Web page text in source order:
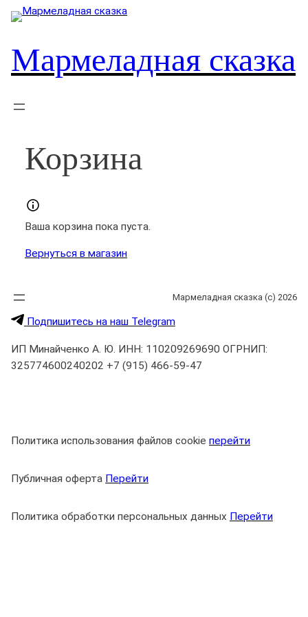
Перейти
Мармеладная сказка
Корзина
Ваша корзина пока пуста.
Вернуться в магазин
Мармеладная сказка (с) 2026
Подпишитесь на наш Telegram
ИП Минайченко А. Ю. ИНН: 110209269690 ОГРНИП:
325774600240202 +7 (915) 466-59-47
Политика использования файлов cookie перейти
Публичная оферта Перейти
Политика обработки персональных данных Перейти